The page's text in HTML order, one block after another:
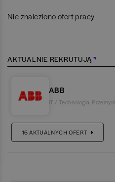
Nie znaleziono ofert pracy
AKTUALNIE REKRUTUJĄ
ABB
IT / Technologia Przemysł
16AKTUALNYCH OFERT